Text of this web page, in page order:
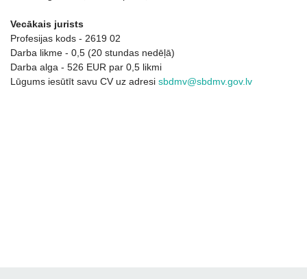
Vecākais jurists
Profesijas kods - 2619 02
Darba likme - 0,5 (20 stundas nedēļā)
Darba alga - 526 EUR par 0,5 likmi
Lūgums iesūtīt savu CV uz adresi sbdmv@sbdmv.gov.lv